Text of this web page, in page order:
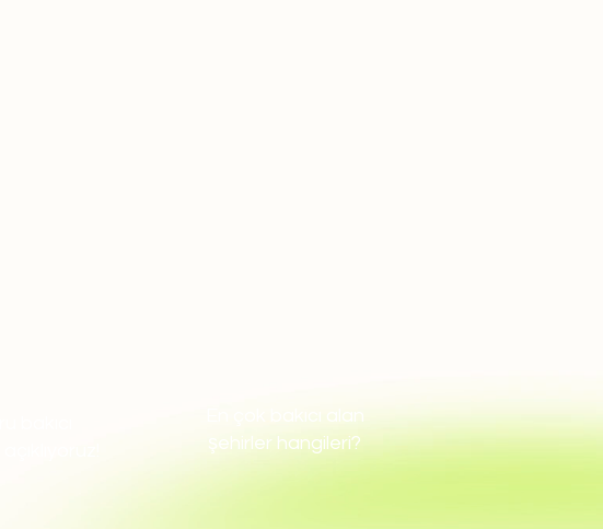
En çok bakıcı alan
şehirler hangileri?